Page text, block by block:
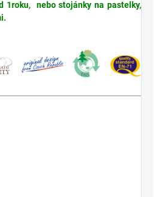
1roku, nebo stojánky na pastelky,